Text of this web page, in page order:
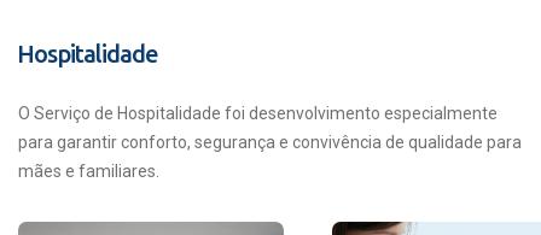
Hospitalidade
O Serviço de Hospitalidade foi desenvolvimento especialmente
para garantir conforto, segurança e convivência de qualidade para
mães e familiares.